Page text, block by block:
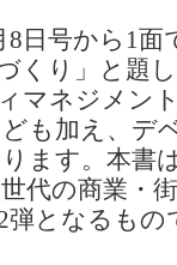
日号から1面
くり」と題
マネジメン
も加え、デ
ます。本書
代の商業・
となるもの